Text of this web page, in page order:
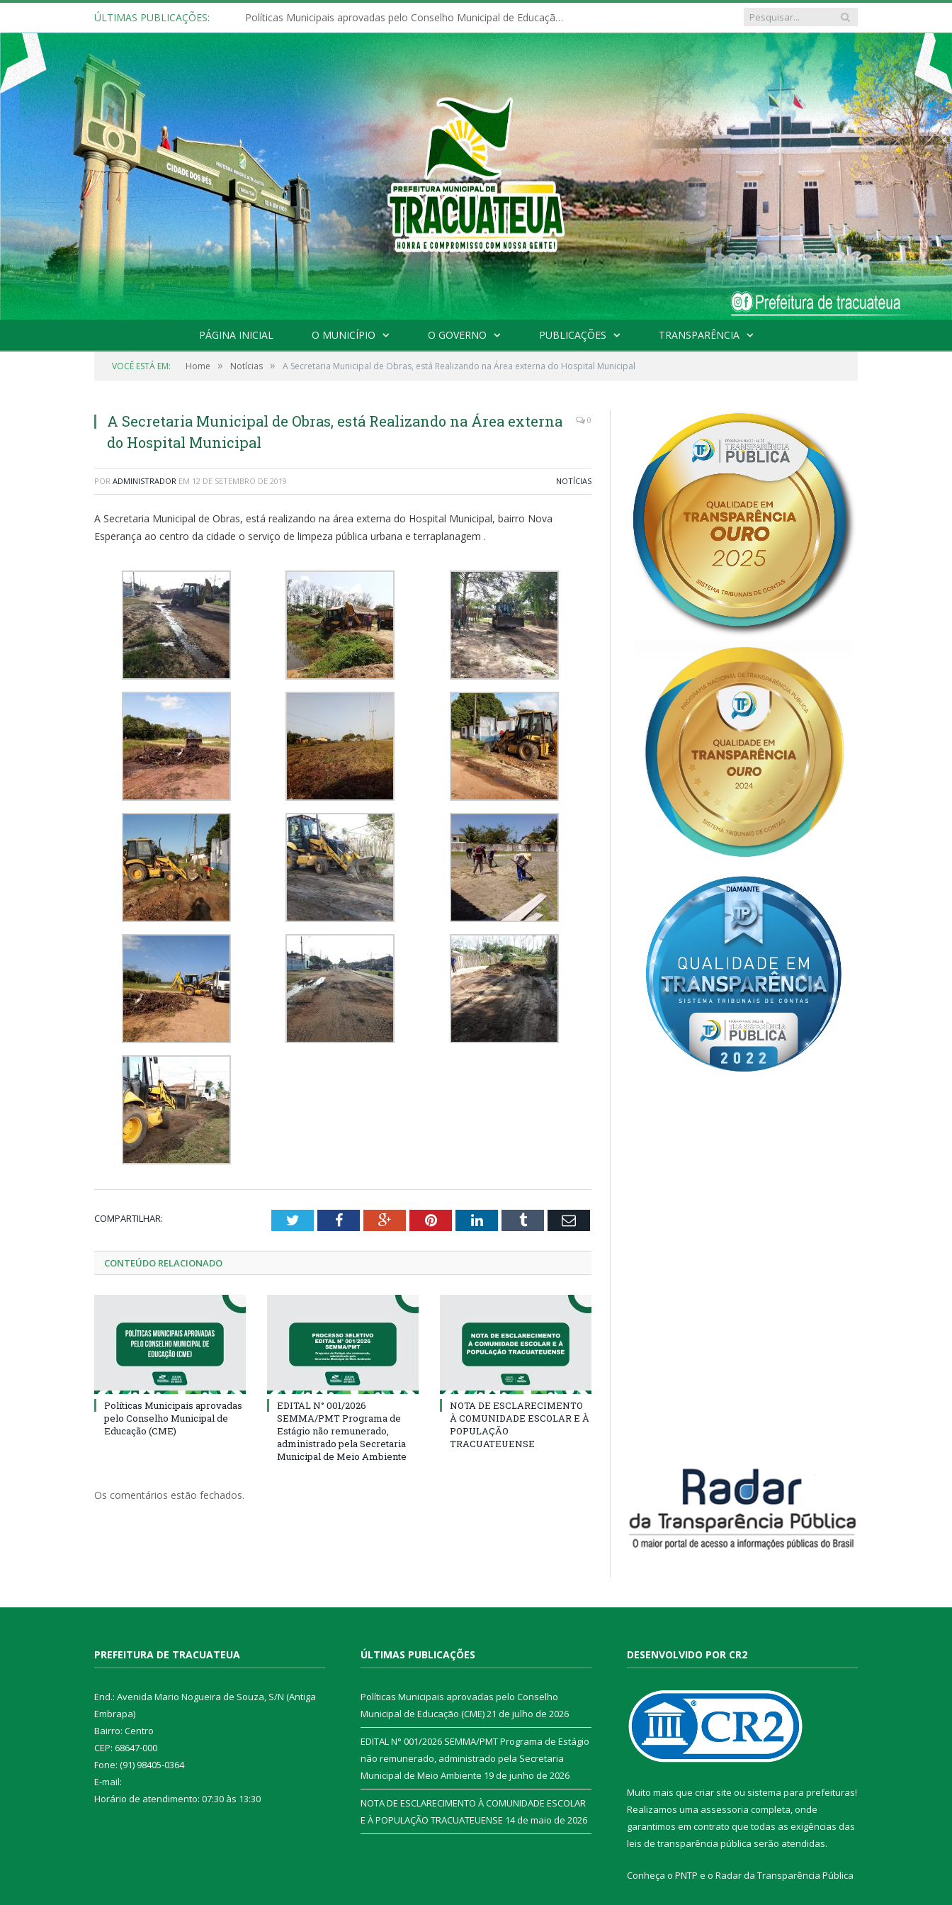
ÚLTIMAS PUBLICAÇÕES: Políticas Municipais aprovadas pelo Conselho Municipal de Educação (CME)
PÁGINA INICIAL O MUNICÍPIO O GOVERNO PUBLICAÇÕES TRANSPARÊNCIA
VOCÊ ESTÁ EM: Home » Notícias » A Secretaria Municipal de Obras, está Realizando na Área externa do Hospital Municipal
A Secretaria Municipal de Obras, está Realizando na Área externa
do Hospital Municipal
0
POR ADMINISTRADOR EM 12 DE SETEMBRO DE 2019 NOTÍCIAS
A Secretaria Municipal de Obras, está realizando na área externa do Hospital Municipal, bairro Nova
Esperança ao centro da cidade o serviço de limpeza pública urbana e terraplanagem .
COMPARTILHAR: TwitterFacebookGoogle+PinterestLinkedInTumblr Email
CONTEÚDO RELACIONADO
Políticas Municipais aprovadas
pelo Conselho Municipal de
Educação (CME)
EDITAL N° 001/2026
SEMMA/PMT Programa de
Estágio não remunerado,
administrado pela Secretaria
Municipal de Meio Ambiente
NOTA DE ESCLARECIMENTO
À COMUNIDADE ESCOLAR E À
POPULAÇÃO
TRACUATEUENSE
Os comentários estão fechados.
PREFEITURA DE TRACUATEUA
End.: Avenida Mario Nogueira de Souza, S/N (Antiga
Embrapa)
Bairro: Centro
CEP: 68647-000
Fone: (91) 98405-0364
E-mail:
Horário de atendimento: 07:30 às 13:30
ÚLTIMAS PUBLICAÇÕES
Políticas Municipais aprovadas pelo Conselho
Municipal de Educação (CME)21 de julho de 2026
EDITAL N° 001/2026 SEMMA/PMT Programa de Estágio
não remunerado, administrado pela Secretaria
Municipal de Meio Ambiente 19 de junho de 2026
NOTA DE ESCLARECIMENTO À COMUNIDADE ESCOLAR
E À POPULAÇÃO TRACUATEUENSE 14 de maio de 2026
DESENVOLVIDO POR CR2
Muito mais que criar site ou sistema para prefeituras!
Realizamos uma assessoria completa, onde
garantimos em contrato que todas as exigências das
leis de transparência pública serão atendidas.
Conheça o PNTP e o Radar da Transparência Pública